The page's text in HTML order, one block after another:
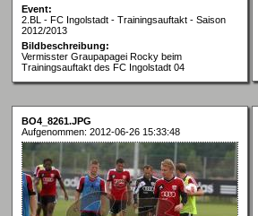
Event:
2.BL - FC Ingolstadt - Trainingsauftakt - Saison
2012/2013
Bildbeschreibung:
Vermisster Graupapagei Rocky beim
Trainingsauftakt des FC Ingolstadt 04
BO4_8261.JPG
Aufgenommen: 2012-06-26 15:33:48